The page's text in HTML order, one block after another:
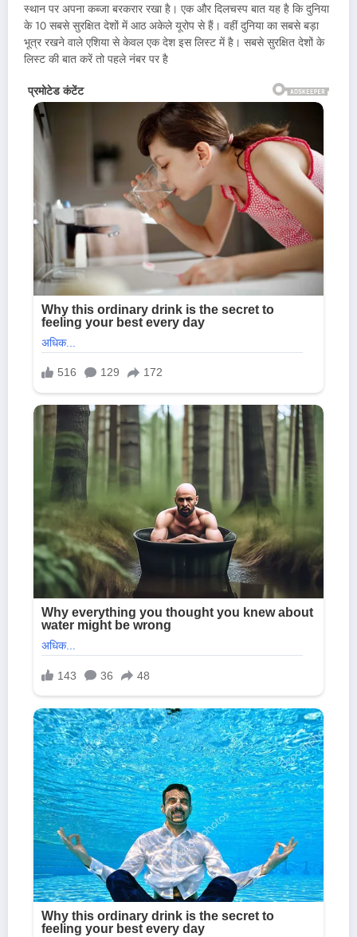
स्थान पर अपना कब्जा बरकरार रखा है। एक और दिलचस्प बात यह है कि दुनिया
के 10 सबसे सुरक्षित देशों में आठ अकेले यूरोप से हैं। वहीं दुनिया का सबसे बड़ा
भूत्र रखने वाले एशिया से केवल एक देश इस लिस्ट में है। सबसे सुरक्षित देशों के
लिस्ट की बात करें तो पहले नंबर पर है